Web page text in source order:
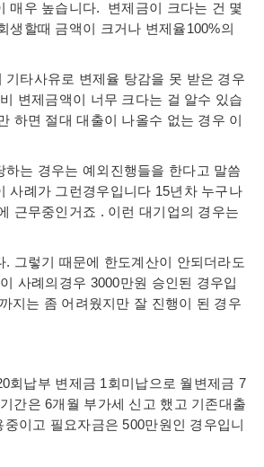
매우 높습니다. 변제금이 크다는 건 몇
생할때 금액이 크거나 변제율100%의
기타사유로 변제율 탕감을 못 받은 경우
변제금액이 너무 크다는 걸 알수 있습
하면 절대 대출이 나올수 없는 경우 이
하는 경우는 예외진행들을 한다고 말씀
사례가 그런경우입니다 15년차 누구나
근무중인거죠 . 이런 대기업의 경우는
. 그렇기 때문에 한도계산이 안되더라도
사례의경우 3000만원 승인된 경우입
지는 좀 어려웠지만 잘 진행이 된 경우
회납부 변제금 1회미납으로 월변제금 7
간은 6개월 부가세 신고 했고 기존대출
이고 필요자금은 500만원인 경우입니